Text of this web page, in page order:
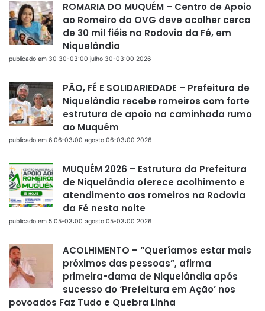
ROMARIA DO MUQUÉM – Centro de Apoio
ao Romeiro da OVG deve acolher cerca
de 30 mil fiéis na Rodovia da Fé, em
Niquelândia
publicado em 30 30-03:00 julho 30-03:00 2026
PÃO, FÉ E SOLIDARIEDADE – Prefeitura de
Niquelândia recebe romeiros com forte
estrutura de apoio na caminhada rumo
ao Muquém
publicado em 6 06-03:00 agosto 06-03:00 2026
MUQUÉM 2026 – Estrutura da Prefeitura
de Niquelândia oferece acolhimento e
atendimento aos romeiros na Rodovia
da Fé nesta noite
publicado em 5 05-03:00 agosto 05-03:00 2026
ACOLHIMENTO – “Queríamos estar mais
próximos das pessoas”, afirma
primeira-dama de Niquelândia após
sucesso do ‘Prefeitura em Ação’ nos
povoados Faz Tudo e Quebra Linha